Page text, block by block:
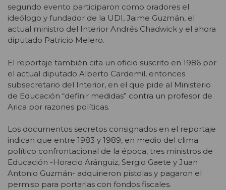
segundo evento participaron como oradores el
ideólogo y fundador de la UDI, Jaime Guzmán, el
actual ministro del Interior Andrés Chadwick y el ahora
diputado Patricio Melero.
El reportaje también cita un oficio suscrito en 1986 por
el actual diputado Alberto Cardemil, entonces
subsecretario del Interior, en el que pide al Ministerio
de Educación “definir medidas” contra un profesor de
Arica por razones políticas.
Los documentos secretos consignados en el reportaje
indican que entre 1983 y 1989, en medio del clima
político confrontacional de la época, tres ministros de
Educación -Horacio Aránguiz, Sergio Gaete y Juan
Antonio Guzmán- adquirieron pistolas y pagaron el
permiso para portarlas con fondos fiscales.